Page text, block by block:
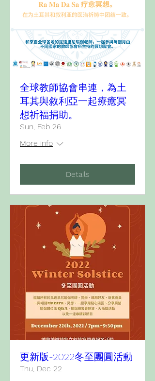
全球教師協會串連，為土
耳其與敘利亞一起療癒冥
想祈福捐助。
Sun, Feb 26
More info
Details
更新版-2022冬至團圓活動
Thu, Dec 22